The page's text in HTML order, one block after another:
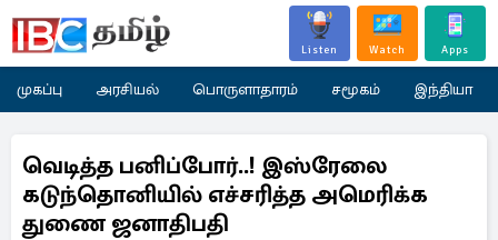
Listen Watch Apps
முகப்பு அரசியல் பொருளாதாரம் சமூகம் இந்தியா
வெடித்த பனிப்போர்..! இஸ்ரேலை
கடுந்தொனியில் எச்சரித்த அமெரிக்க
துணை ஜனாதிபதி